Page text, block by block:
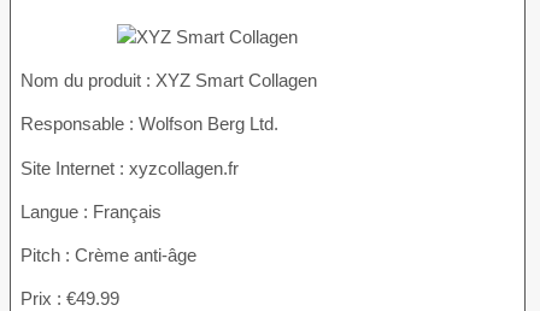
Nom du produit : XYZ Smart Collagen
Responsable : Wolfson Berg Ltd.
Site Internet : xyzcollagen.fr
Langue : Français
Pitch : Crème anti-âge
Prix : €49.99